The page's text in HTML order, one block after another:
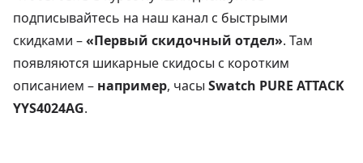
подписывайтесь на наш канал с быстрыми
скидками –«Первый скидочный отдел». Там
появляются шикарные скидосы с коротким
описанием – например, часы Swatch PURE ATTACK
YYS4024AG.